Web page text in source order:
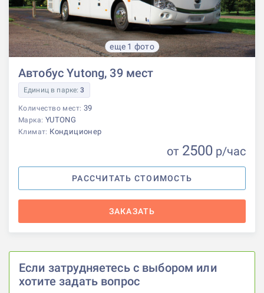
еще 1 фото
Автобус Yutong, 39 мест
Единиц в парке:3
Количество мест: 39
Марка: YUTONG
Климат: Кондиционер
от 2500 р/час
РАССЧИТАТЬ СТОИМОСТЬ
ЗАКАЗАТЬ
Если затрудняетесь с выбором или
хотите задать вопрос